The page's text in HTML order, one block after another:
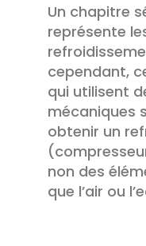
Un chapitre
représente
cependant,
qui utilisent
mécaniques
obtenir un
non des
que l’air ou